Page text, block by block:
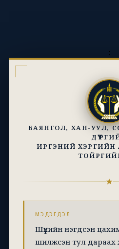
:
БАЯНГОЛ, ХАН-УУЛ,
ИРГЭНИЙ
МЭДЭГДЭЛ
Шүүхийн нэгдсэн
шилжсэн тул дараах